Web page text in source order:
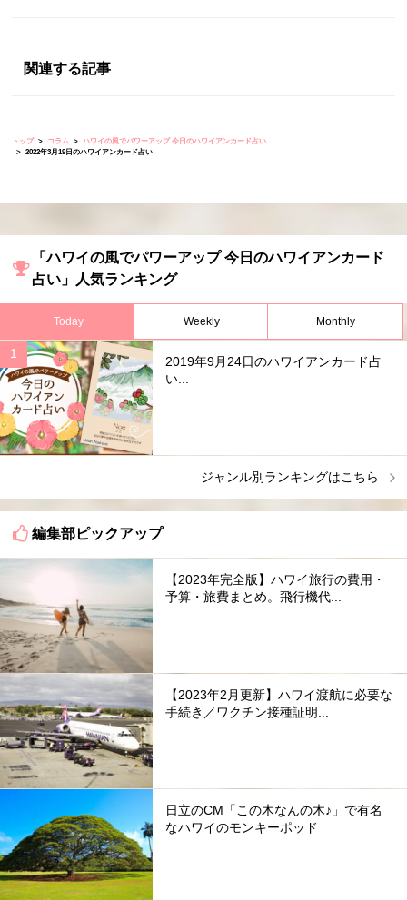
関連する記事
トップ コラム
ハワイの風でパワーアップ 今日のハワイアンカード占い
2022年3月19日のハワイアンカード占い
「ハワイの風でパワーアップ 今日のハワイアンカード
占い」人気ランキング
Today Weekly Monthly
2019年9月24日のハワイアンカード占
い...
ジャンル別ランキングはこちら
編集部ピックアップ
【2023年完全版】ハワイ旅行の費用・
予算・旅費まとめ。飛行機代...
【2023年2月更新】ハワイ渡航に必要な
手続き／ワクチン接種証明...
日立のCM「この木なんの木♪」で有名
なハワイのモンキーポッド